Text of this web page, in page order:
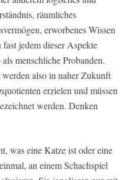
räumliches
erworbenes Wissen
jedem dieser Aspekte
menschliche Probanden.
also in naher Zukunft
erzielen und müssen
werden. Denken
was eine Katze ist oder eine
an einem Schachspiel